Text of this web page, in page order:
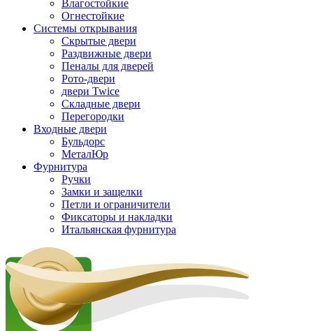
Влагостойкие
Огнестойкие
Системы открывания
Скрытые двери
Раздвижные двери
Пеналы для дверей
Рото-двери
двери Twice
Складные двери
Перегородки
Входные двери
Бульдорс
МеталЮр
Фурнитура
Ручки
Замки и защелки
Петли и ограничители
Фиксаторы и накладки
Итальянская фурнитура